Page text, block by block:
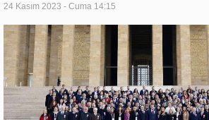
24 Kasım 2023 - Cuma 14:15